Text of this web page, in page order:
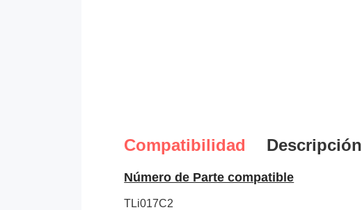
Compatibilidad Descripción
Número de Parte compatible
TLi017C2